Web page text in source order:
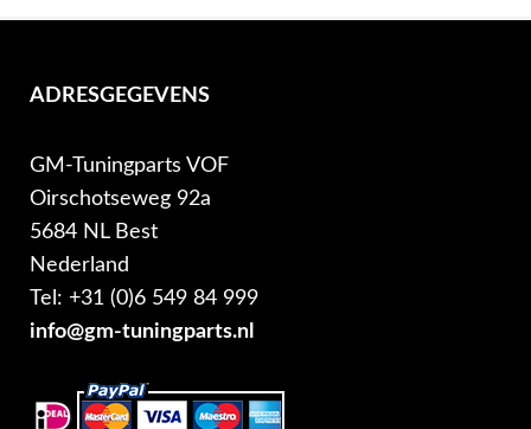
ADRESGEGEVENS
GM-Tuningparts VOF
Oirschotseweg 92a
5684 NL Best
Nederland
Tel: +31 (0)6 549 84 999
info@gm-tuningparts.nl